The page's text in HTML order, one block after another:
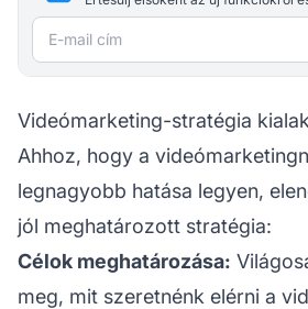
E-mail cím
Videómarketing-stratégia
Ahhoz, hogy a
legnagyobb hatása legyen,
jól meghatározott stratégia:
Célok meghatározása:
meg, mit szeretnénk elérni a